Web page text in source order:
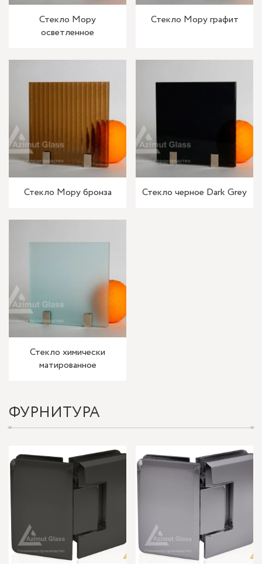
Стекло Мору
осветленное
Стекло Мору графит
Стекло Мору бронза Стекло черное Dark Grey
Стекло химически
матированное
ФУРНИТУРА